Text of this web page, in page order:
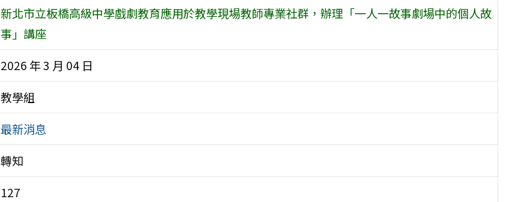
新北市立板橋高級中學戲劇教育應用於教學現場教師專業社群，辦理「一人一故事劇場中的個人故
事」講座
2026 年 3 月 04 日
教學組
最新消息
轉知
127